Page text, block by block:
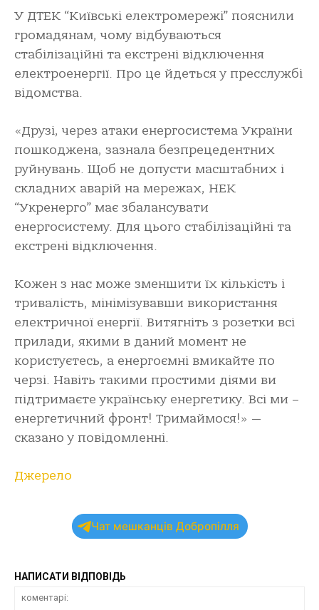
У ДТЕК “Київські електромережі” пояснили
громадянам, чому відбуваються
стабілізаційні та екстрені відключення
електроенергії. Про це йдеться у пресслужбі
відомства.
«Друзі, через атаки енергосистема України
пошкоджена, зазнала безпрецедентних
руйнувань. Щоб не допусти масштабних і
складних аварій на мережах, НЕК
“Укренерго” має збалансувати
енергосистему. Для цього стабілізаційні та
екстрені відключення.
Кожен з нас може зменшити їх кількість і
тривалість, мінімізувавши використання
електричної енергії. Витягніть з розетки всі
прилади, якими в даний момент не
користуєтесь, а енергоємні вмикайте по
черзі. Навіть такими простими діями ви
підтримаєте українську енергетику. Всі ми –
енергетичний фронт! Тримаймося!» —
сказано у повідомленні.
Джерело
Чат мешканців Добропілля
НАПИСАТИ ВІДПОВІДЬ